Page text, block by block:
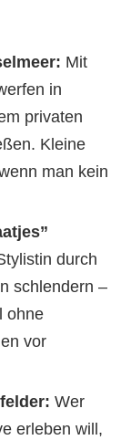
Mit
in
privaten
Kleine
man kein
durch
schlendern –
ohne
vor
Wer
erleben will,